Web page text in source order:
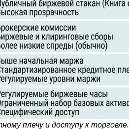
плечу и доступу к торговле.